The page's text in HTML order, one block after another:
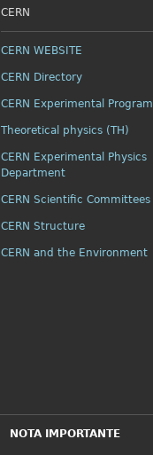
CERN
CERN WEBSITE
CERN Directory
CERN Experimental Program
Theoretical physics (TH)
CERN Experimental Physics
Department
CERN Scientific Committees
CERN Structure
CERN and the Environment
NOTA IMPORTANTE